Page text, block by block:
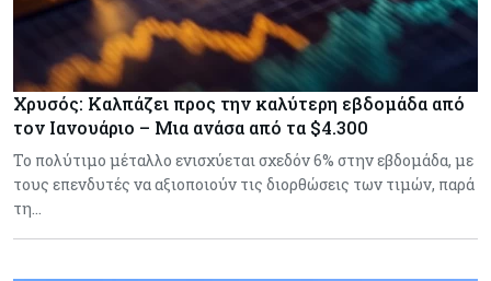
Χρυσός: Καλπάζει προς την καλύτερη εβδομάδα από
τον Ιανουάριο – Μια ανάσα από τα $4.300
Το πολύτιμο μέταλλο ενισχύεται σχεδόν 6% στην εβδομάδα, με
τους επενδυτές να αξιοποιούν τις διορθώσεις των τιμών, παρά
τη…